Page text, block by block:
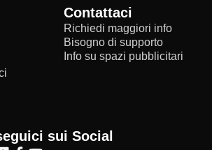
Contattaci
Richiedi maggiori info
Bisogno di supporto
Info su spazi pubblicitari
sui Social